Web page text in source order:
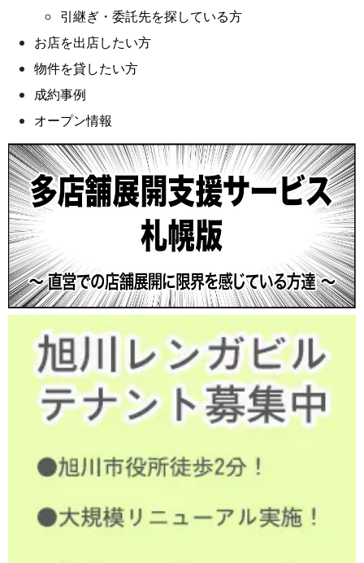
引継ぎ・委託先を探している方
お店を出店したい方
物件を貸したい方
成約事例
オープン情報